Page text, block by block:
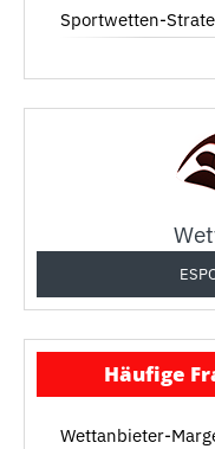
Sportwetten-
Häufige
Wettanbieter-